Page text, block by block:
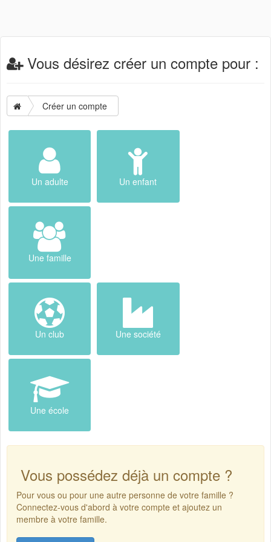
Vous désirez créer un compte pour :
Créer un compte
Un adulte Un enfant
Une famille
Un club Une société
Une école
Vous possédez déjà un compte ?
Pour vous ou pour une autre personne de votre famille ?
Connectez-vous d'abord à votre compte et ajoutez un
membre à votre famille.